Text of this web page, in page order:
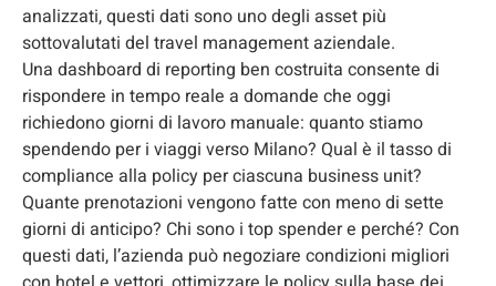
analizzati, questi dati sono uno degli asset più
sottovalutati del travel management aziendale.
Una dashboard di reporting ben costruita consente di
rispondere in tempo reale a domande che oggi
richiedono giorni di lavoro manuale: quanto stiamo
spendendo per i viaggi verso Milano? Qual è il tasso di
compliance alla policy per ciascuna business unit?
Quante prenotazioni vengono fatte con meno di sette
giorni di anticipo? Chi sono i top spender e perché? Con
questi dati, l’azienda può negoziare condizioni migliori